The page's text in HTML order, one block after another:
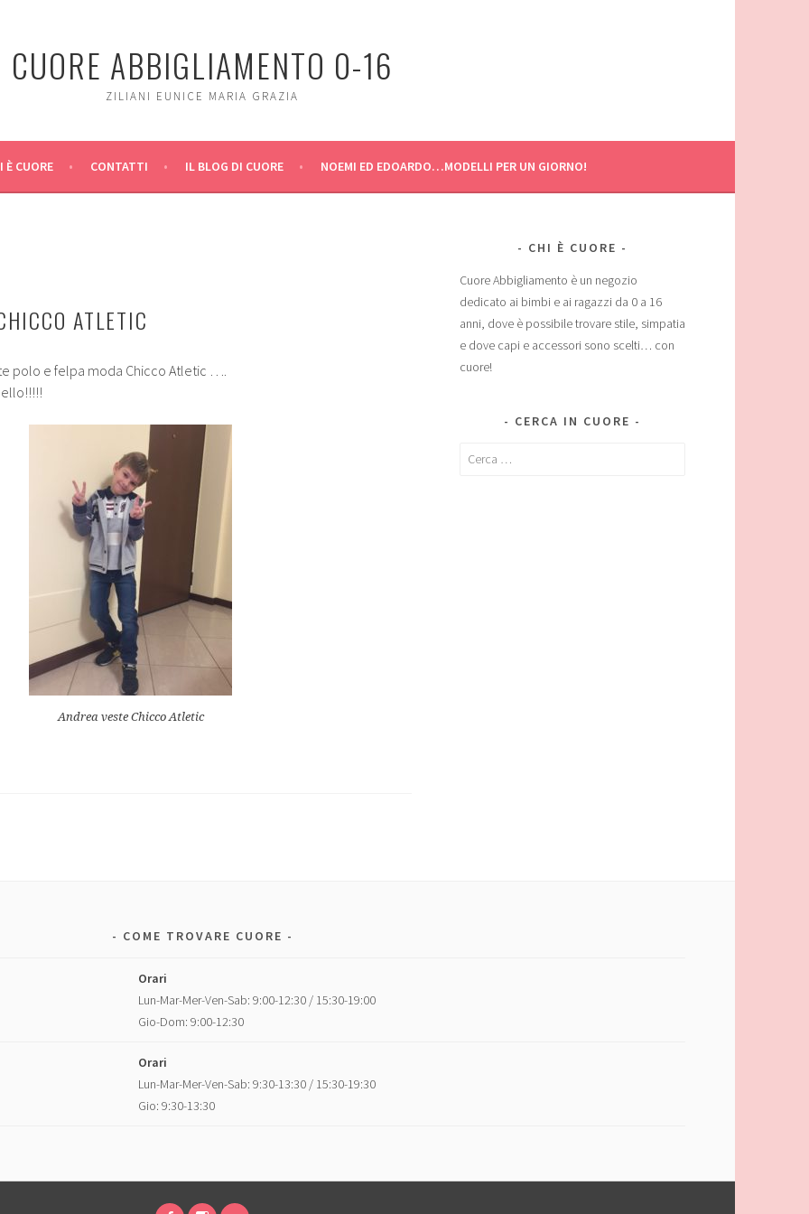
CUORE ABBIGLIAMENTO 0-16
ZILIANI EUNICE MARIA GRAZIA
È CUORE CONTATTI IL BLOG DI CUORE NOEMI ED EDOARDO…MODELLI PER UN GIORNO!
ATLETIC
polo e felpa moda Chicco Atletic ….
Andrea veste Chicco Atletic
CHI È CUORE
Cuore Abbigliamento è un negozio
dedicato ai bimbi e ai ragazzi da 0 a 16
anni, dove è possibile trovare stile, simpatia
e dove capi e accessori sono scelti… con
cuore!
CERCA IN CUORE
Ricerca
COME TROVARE CUORE
Orari
Lun-Mar-Mer-Ven-Sab: 9:00-12:30 / 15:30-19:00
Gio-Dom: 9:00-12:30
Orari
Lun-Mar-Mer-Ven-Sab: 9:30-13:30 / 15:30-19:30
Gio: 9:30-13:30